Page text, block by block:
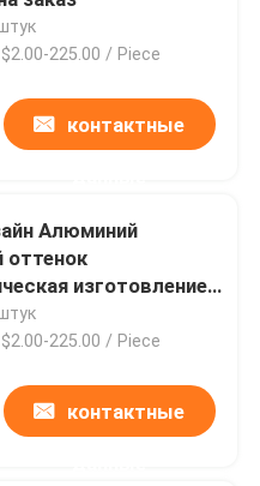
225.00 / Piece
контактные
Алюминий
оттенок
изготовление
с помощью CNC-
225.00 / Piece
контактные